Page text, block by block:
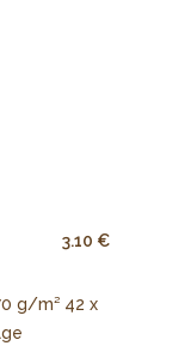
3.10 €